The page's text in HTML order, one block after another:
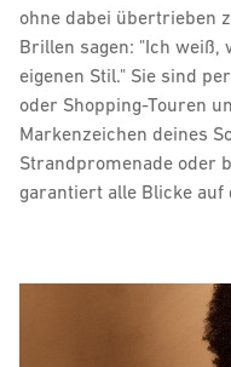
ohne dabei übertrieben
Brillen sagen: "Ich weiß,
eigenen Stil." Sie sind
oder Shopping-Touren
Markenzeichen deines
Strandpromenade oder
garantiert alle Blicke auf